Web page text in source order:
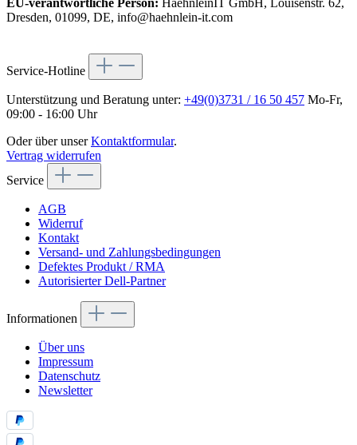
Dresden, 01099, DE, info@haehnlein-it.com
Service-Hotline
Unterstützung und Beratung unter: +49(0)3731 / 16 50 457 Mo-Fr,
09:00 - 16:00 Uhr
Oder über unserKontaktformular.
Vertrag widerrufen
Service
AGB
Widerruf
Kontakt
Versand- und Zahlungsbedingungen
Defektes Produkt / RMA
Autorisierter Dell-Partner
Informationen
Über uns
Impressum
Datenschutz
Newsletter